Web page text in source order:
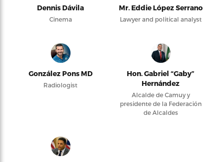
Dennis Dávila
Cinema
Mr. Eddie López Serrano
Lawyer and political analyst
González Pons MD
Radiologist
Hon. Gabriel “Gaby”
Hernández
Alcalde de Camuy y
presidente de la Federación
de Alcaldes